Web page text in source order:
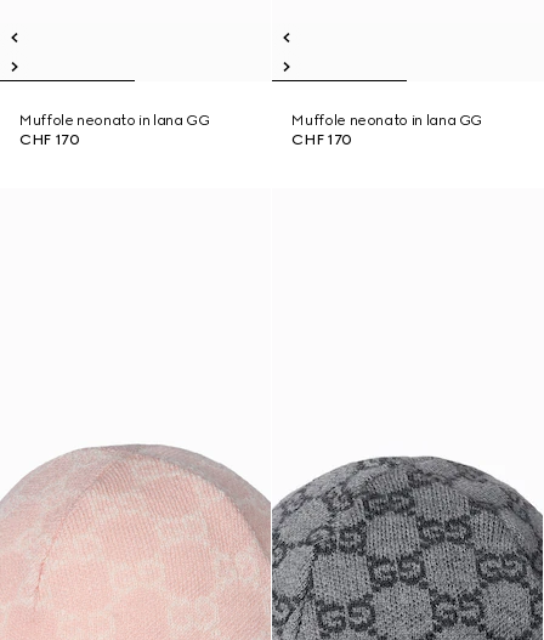
Muffole neonato in lana GG
CHF 170
Muffole neonato in lana GG
CHF 170